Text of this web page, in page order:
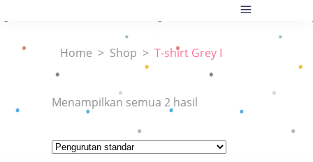
Home > Shop > T-shirt Grey I
Menampilkan semua 2 hasil